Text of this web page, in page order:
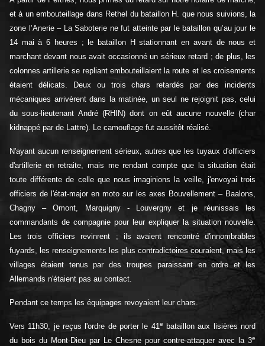
et à un embouteillage dans Rethel du bataillon H. que nous suivions, la
zone l’Anerie – La Saboterie ne fut atteinte par le bataillon qu’au jour le
14 mai à 6 heures ; le bataillon H stationnant en avant de nous et
marchant devant nous avait occasionné un sérieux retard ; de plus, les
colonnes artillerie se repliant embouteillaient la route et les croisements
étaient délicats. Deux ou trois chars retardés par des incidents
mécaniques arrivèrent dans la matinée, un seul ne rejoignit pas, celui
du sous-lieutenant André (RHIN) dont on eût aucune nouvelle (char
kidnappé par de Lattre). Le camouflage fut aussitôt réalisé.
N'ayant aucun renseignement sérieux, autres que les tuyaux d'officiers
d'artillerie en retraite, mais me rendant compte que la situation était
toute différente de celle que nous imaginions la veille, j'envoyai trois
officiers de l'état-major en moto sur les axes Bouvellement – Baalons,
Chagny – Omont, Marquigny - Louvergny et je réunissais les
commandants de compagnie pour leur expliquer la situation nouvelle.
Les trois officiers revinrent ; ils avaient rencontré d'innombrables
fuyards, les renseignements les plus contradictoires couraient, mais les
villages étaient tenus par des troupes paraissant en ordre et les
Allemands n'étaient pas au contact.
Pendant ce temps les équipages revoyaient leur chars.
Vers 11h30, je reçus l'ordre de porter le 41e
bataillon aux lisières nord
du bois du Mont-Dieu par Le Chesne pour contre-attaquer avec la 3e